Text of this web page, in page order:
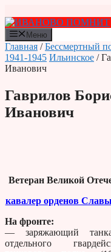
к
содержимому
Меню
Главная /Бессмертный
1941-1945 Ильинское /
Иванович
Гаврилов
Иванович
Ветеран Великой
кавалер орденов
На фронте:
— заряжающий
отдельного